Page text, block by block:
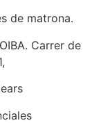
de matrona.
Carrer de